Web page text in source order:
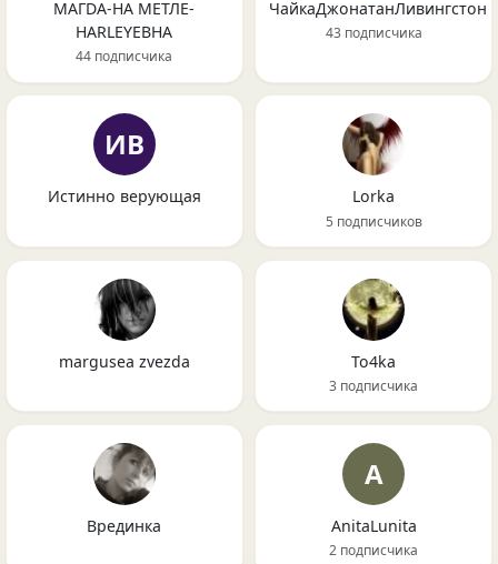
МAГDA-НА МЕТЛЕ-
HARLEYЕВНА
44 подписчика
ЧайкаДжонатанЛивингстон
43 подписчика
ИВ
Истинно верующая Lorka
5 подписчиков
margusea zvezda To4ka
3 подписчика
Врединка
A
AnitaLunita
2 подписчика